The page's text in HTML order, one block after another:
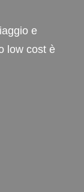
e
low cost è